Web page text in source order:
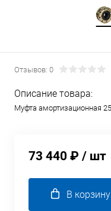
Отзывов: 0
Описание товара:
Муфта амортизационная
73 440 ₽ / шт
В корзину